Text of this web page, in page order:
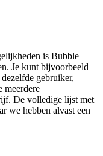
is Bubble
Je kunt bijvoorbeeld
gebruiker,
meerdere
De volledige lijst met
we hebben alvast een